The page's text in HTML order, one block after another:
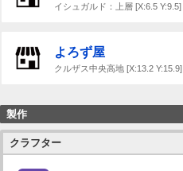
イシュガルド：上層 [X:6.5 Y:9.5]
よろず屋
クルザス中央高地 [X:13.2 Y:15.9]
製作
クラフター